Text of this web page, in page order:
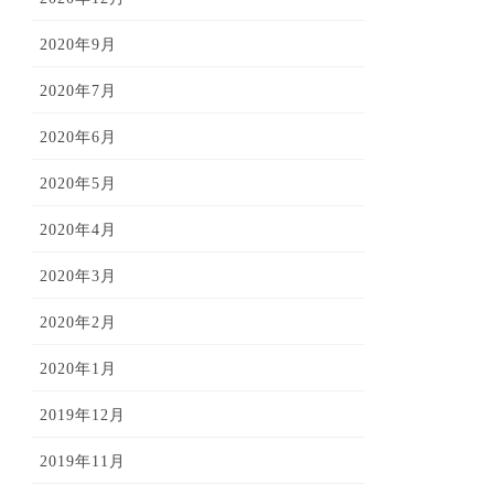
2020年9月
2020年7月
2020年6月
2020年5月
2020年4月
2020年3月
2020年2月
2020年1月
2019年12月
2019年11月